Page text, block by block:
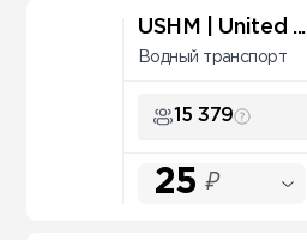
USHM | United ...
Водный транспорт
15 379
25 ₽